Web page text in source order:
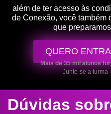
além de ter acesso às
de Conexão, você também
que
QUERO
Mais de 35 mil alunos
Junte-se a turma
Dúvidas